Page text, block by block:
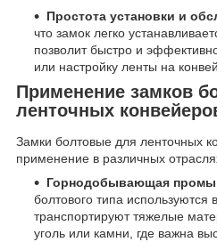
Простота установки и
что замок легко
позволит быстро и
или настройку ленты на
Применение замков
ленточных
Замки болтовые для ленточных
применение в различных
Горнодобывающая
болтового типа используются
транспортируют тяжелые
уголь или камни, где важна